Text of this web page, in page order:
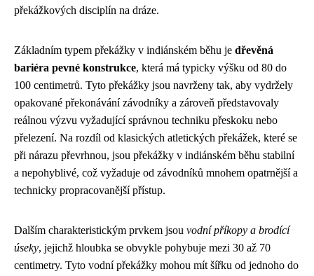
překážkových disciplín na dráze.
Základním typem překážky v indiánském běhu je dřevěná
bariéra pevné konstrukce, která má typicky výšku od 80 do
100 centimetrů. Tyto překážky jsou navrženy tak, aby vydržely
opakované překonávání závodníky a zároveň představovaly
reálnou výzvu vyžadující správnou techniku přeskoku nebo
přelezení. Na rozdíl od klasických atletických překážek, které se
při nárazu převrhnou, jsou překážky v indiánském běhu stabilní
a nepohyblivé, což vyžaduje od závodníků mnohem opatrnější a
technicky propracovanější přístup.
Dalším charakteristickým prvkem jsou vodní příkopy a brodící
úseky, jejichž hloubka se obvykle pohybuje mezi 30 až 70
centimetry. Tyto vodní překážky mohou mít šířku od jednoho do